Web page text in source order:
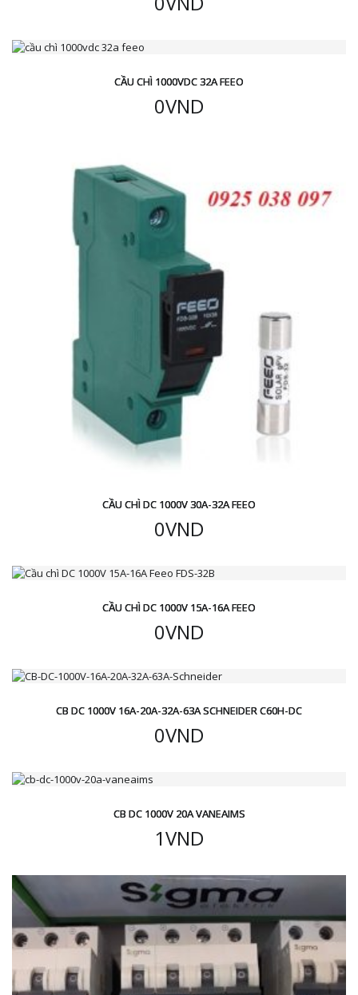
CẦU CHÌ 1000VDC 32A FEEO
0VND
CẦU CHÌ DC 1000V 30A-32A FEEO
0VND
CẦU CHÌ DC 1000V 15A-16A FEEO
0VND
CB DC 1000V 16A-20A-32A-63A SCHNEIDER C60H-DC
0VND
CB DC 1000V 20A VANEAIMS
1VND